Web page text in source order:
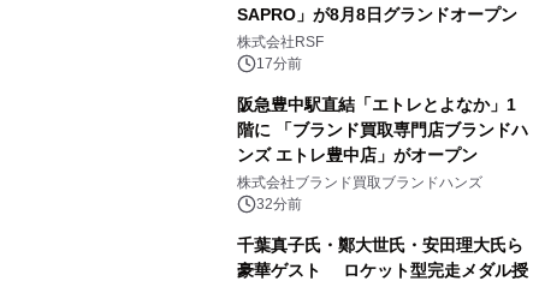
SAPRO」が8月8日グランドオープン
株式会社RSF
17分前
阪急豊中駅直結「エトレとよなか」1
階に 「ブランド買取専門店ブランドハ
ンズ エトレ豊中店」がオープン
株式会社ブランド買取ブランドハンズ
32分前
千葉真子氏・鄭大世氏・安田理大氏ら
豪華ゲスト ロケット型完走メダル授